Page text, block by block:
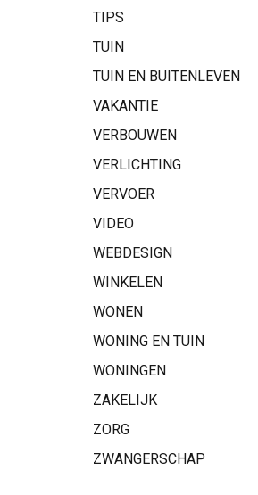
TIPS
TUIN
TUIN EN BUITENLEVEN
VAKANTIE
VERBOUWEN
VERLICHTING
VERVOER
VIDEO
WEBDESIGN
WINKELEN
WONEN
WONING EN TUIN
WONINGEN
ZAKELIJK
ZORG
ZWANGERSCHAP